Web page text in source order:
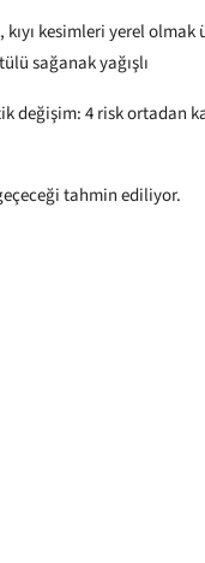
kesimleri yerel olmak
sağanak yağışlı
değişim: 4 risk ortadan
tahmin ediliyor.